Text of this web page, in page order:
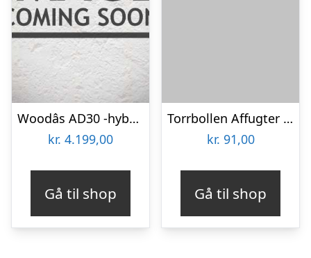
Woodâs AD30 -hybrid affugter-luftrenser Affugter/luftrenser
kr. 4.199,00
Gå til shop
Torrbollen Affugter mega spand m/3 refill
kr. 91,00
Gå til shop